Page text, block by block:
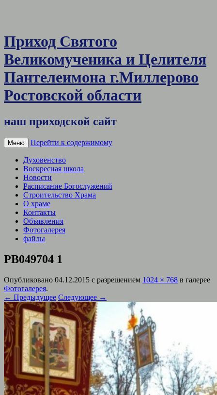
Приход Святого
Великомученика и Целителя
Пантелеимона г.Миллерово
Ростовской области
наш приходской сайт
Меню Перейти к содержимому
Духовенство
Воскресная школа
Новости
Расписание Богослужений
Строительство Храма
О храме
Контакты
Объявления
Фотогалерея
файлы
PB049704 1
Опубликовано 04.12.2015 с разрешением 1024 × 768 в галерее
Фотогалерея.
← Предыдущее Следующее →